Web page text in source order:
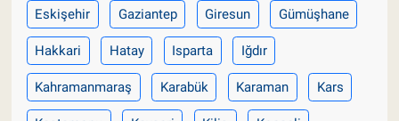
Eskişehir Gaziantep Giresun Gümüşhane
Hakkari Hatay Isparta Iğdır
Kahramanmaraş Karabük Karaman Kars